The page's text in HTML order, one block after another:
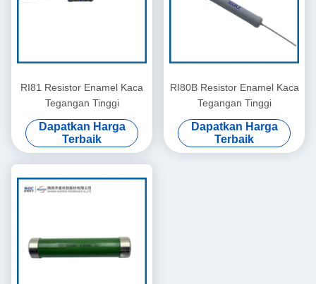
RI81 Resistor Enamel Kaca
Tegangan Tinggi
Dapatkan Harga
Terbaik
RI80B Resistor Enamel Kaca
Tegangan Tinggi
Dapatkan Harga
Terbaik